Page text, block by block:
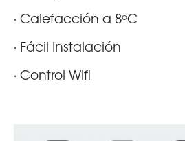
· Calefacción a 8ºC
· Fácil Instalación
· Control Wifi